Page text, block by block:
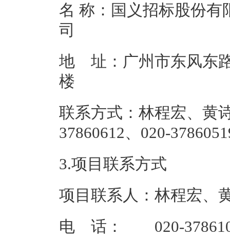
名 称：国义招标股份有
地 址：广州市东风东
联系方式：林程宏、黄
37860612
3.项目联系方式
项目联系人：林程宏、
电 话： 020-